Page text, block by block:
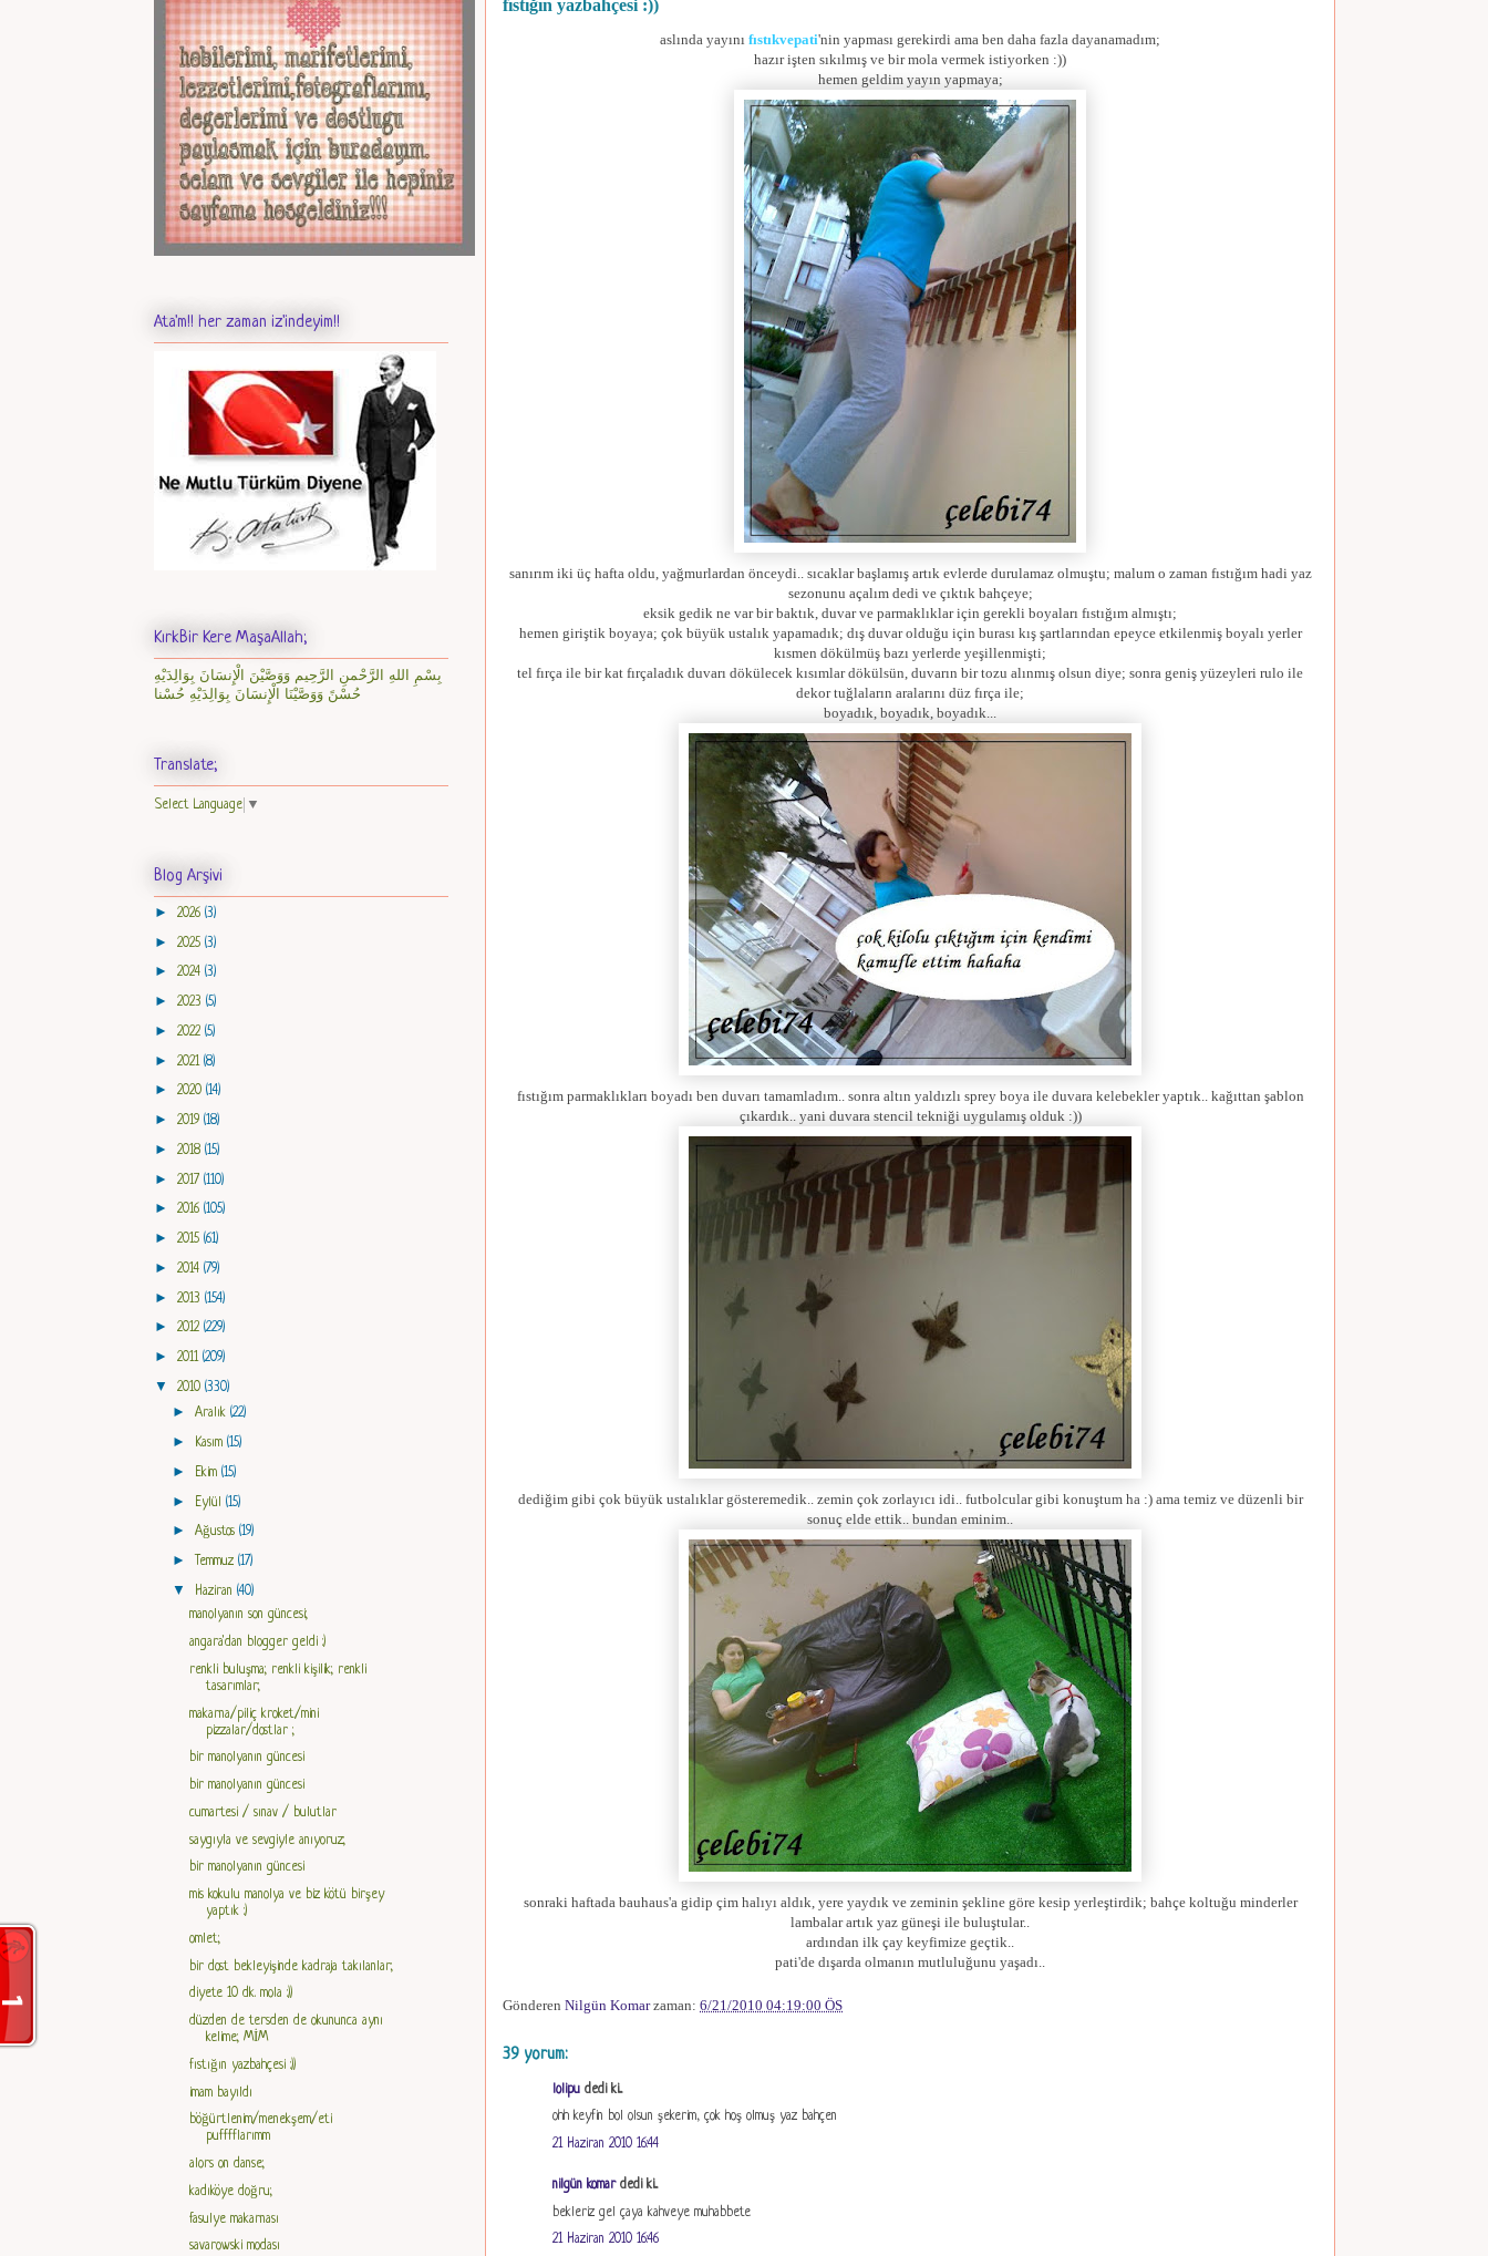
fıstığın yazbahçesi :))
aslında yayını fıstıkvepati'nin yapması gerekirdi ama ben daha fazla dayanamadım;
hazır işten sıkılmış ve bir mola vermek istiyorken :))
hemen geldim yayın yapmaya;
sanırım iki üç hafta oldu, yağmurlardan önceydi.. sıcaklar başlamış artık evlerde durulamaz olmuştu; malum o zaman fıstığım hadi yaz
sezonunu açalım dedi ve çıktık bahçeye;
eksik gedik ne var bir baktık, duvar ve parmaklıklar için gerekli boyaları fıstığım almıştı;
hemen giriştik boyaya; çok büyük ustalık yapamadık; dış duvar olduğu için burası kış şartlarından epeyce etkilenmiş boyalı yerler
kısmen dökülmüş bazı yerlerde yeşillenmişti;
tel fırça ile bir kat fırçaladık duvarı dökülecek kısımlar dökülsün, duvarın bir tozu alınmış olsun diye; sonra geniş yüzeyleri rulo ile
dekor tuğlaların aralarını düz fırça ile;
boyadık, boyadık, boyadık...
fıstığım parmaklıkları boyadı ben duvarı tamamladım.. sonra altın yaldızlı sprey boya ile duvara kelebekler yaptık.. kağıttan şablon
çıkardık.. yani duvara stencil tekniği uygulamış olduk :))
dediğim gibi çok büyük ustalıklar gösteremedik.. zemin çok zorlayıcı idi.. futbolcular gibi konuştum ha :) ama temiz ve düzenli bir
sonuç elde ettik.. bundan eminim..
sonraki haftada bauhaus'a gidip çim halıyı aldık, yere yaydık ve zeminin şekline göre kesip yerleştirdik; bahçe koltuğu minderler
lambalar artık yaz güneşi ile buluştular..
ardından ilk çay keyfimize geçtik..
pati'de dışarda olmanın mutluluğunu yaşadı..
Gönderen Nilgün Komar zaman: 6/21/2010 04:19:00 ÖS
39 yorum:
lolipu dedi ki...
ohh keyfin bol olsun şekerim, çok hoş olmuş yaz bahçen
21 Haziran 2010 16:44
nilgün komardedi ki...
bekleriz gel çaya kahveye muhabbete
21 Haziran 2010 16:46
Ata'm!! her zaman iz'indeyim!!
KırkBir Kere MaşaAllah;
بِسْمِ اللهِ الرَّحْمنِ الرَّحِيم وَوَصَّيْنَ الْإِنسَانَ بِوَالِدَيْهِ
حُسْنً وَوَصَّيْنَا الْإِنسَانَ بِوَالِدَيْهِ حُسْنا
Translate;
Select Language ▼
Blog Arşivi
► 2026 (3)
► 2025 (3)
► 2024 (3)
► 2023 (5)
► 2022 (5)
► 2021 (8)
► 2020 (14)
► 2019 (18)
► 2018 (15)
► 2017 (110)
► 2016 (105)
► 2015 (61)
► 2014 (79)
► 2013 (154)
► 2012 (229)
► 2011 (209)
▼ 2010 (330)
► Aralık (22)
► Kasım (15)
► Ekim (15)
► Eylül (15)
► Ağustos (19)
►Temmuz (17)
▼ Haziran (40)
manolyanın son güncesi;
angara'dan blogger geldi :)
renkli buluşma; renkli kişilik; renkli
tasarımlar;
makarna/piliç kroket/mini
pizzalar/dostlar ;
bir manolyanın güncesi
bir manolyanın güncesi
cumartesi / sınav / bulutlar
saygıyla ve sevgiyle anıyoruz;
bir manolyanın güncesi
mis kokulu manolya ve biz kötü birşey
yaptık :)
omlet;
bir dost bekleyişinde kadraja takılanlar;
diyete 10 dk. mola :))
düzden de tersden de okununca aynı
kelime; MİM
fıstığın yazbahçesi :))
imam bayıldı
böğürtlenim/menekşem/eti
pufffflarımm
alors on danse;
kadıköye doğru;
fasulye makarnası
savarowski modası